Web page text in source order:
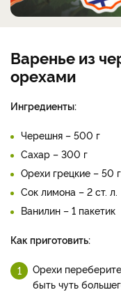
Варенье из
орехами
Ингредиенты:
Черешня – 500 г
Сахар – 300 г
Орехи грецкие – 50 г
Сок лимона – 2 ст. л.
Ванилин – 1 пакетик
Как приготовить:
Орехи
быть чуть